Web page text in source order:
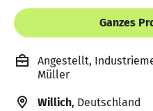
Ganzes
Angestellt,
Müller
Willich, Deutschland